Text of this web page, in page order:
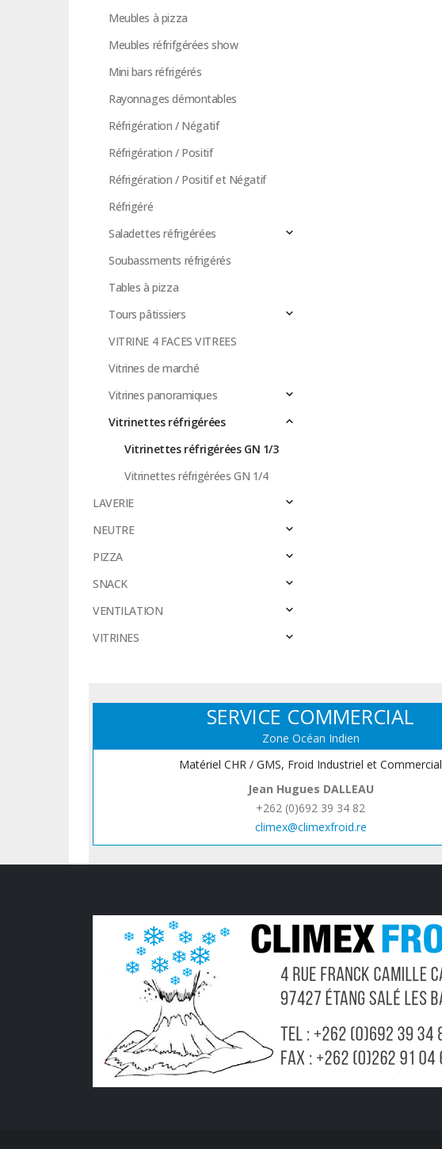
Meubles à pizza
Meubles réfrifgérées show
Mini bars réfrigérés
Rayonnages démontables
Réfrigération / Négatif
Réfrigération / Positif
Réfrigération / Positif et Négatif
Réfrigéré
Saladettes réfrigérées
Soubassments réfrigérés
Tables à pizza
Tours pâtissiers
VITRINE 4 FACES VITREES
Vitrines de marché
Vitrines panoramiques
Vitrinettes réfrigérées
Vitrinettes réfrigérées GN 1/3
Vitrinettes réfrigérées GN 1/4
LAVERIE
NEUTRE
PIZZA
SNACK
VENTILATION
VITRINES
SERVICE COMMERCIAL
Zone Océan Indien
Matériel CHR / GMS, Froid Industriel et Commercial
Jean Hugues DALLEAU
+262 (0)692 39 34 82
climex@climexfroid.re